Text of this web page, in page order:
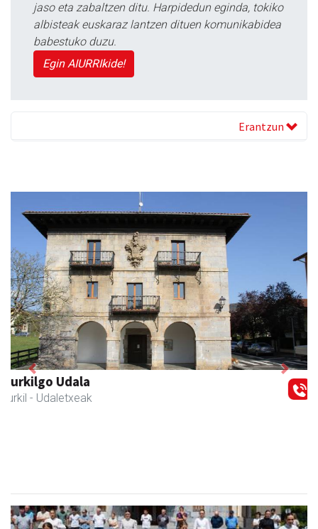
jaso eta zabaltzen ditu. Harpidedun eginda, tokiko
albisteak euskaraz lantzen dituen komunikabidea
babestuko duzu.
Egin AIURRIkide!
Erantzun
Previous Next